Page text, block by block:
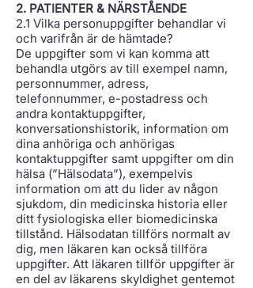
2. PATIENTER & NÄRSTÅENDE
2.1 Vilka personuppgifter behandlar vi
och varifrån är de hämtade?
De uppgifter som vi kan komma att
behandla utgörs av till exempel namn,
personnummer, adress,
telefonnummer, e-postadress och
andra kontaktuppgifter,
konversationshistorik, information om
dina anhöriga och anhörigas
kontaktuppgifter samt uppgifter om din
hälsa (”Hälsodata”), exempelvis
information om att du lider av någon
sjukdom, din medicinska historia eller
ditt fysiologiska eller biomedicinska
tillstånd. Hälsodatan tillförs normalt av
dig, men läkaren kan också tillföra
uppgifter. Att läkaren tillför uppgifter är
en del av läkarens skyldighet gentemot